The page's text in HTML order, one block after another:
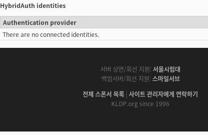
HybridAuth identities
Authentication provider
There are no connected identities.
서버 상면/회선 지원: 서울시립대
백업서버/회선 지원: 스마일서브
전체 스폰서 목록 | 사이트 관리자에게 연락하기
KLDP.org since 1996